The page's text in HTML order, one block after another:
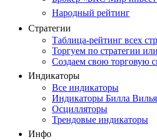
Народный рейтинг
Стратегии
Таблица-рейтинг всех
Торгуем по стратегии
Создаем свою торговую
Индикаторы
Все индикаторы
Индикаторы Билла
Осцилляторы
Трендовые индикаторы
Инфо